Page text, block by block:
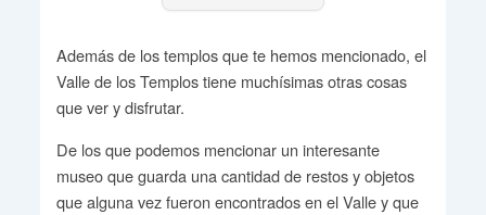
Además de los templos que te hemos mencionado, el
Valle de los Templos tiene muchísimas otras cosas
que ver y disfrutar.
De los que podemos mencionar un interesante
museo que guarda una cantidad de restos y objetos
que alguna vez fueron encontrados en el Valle y que